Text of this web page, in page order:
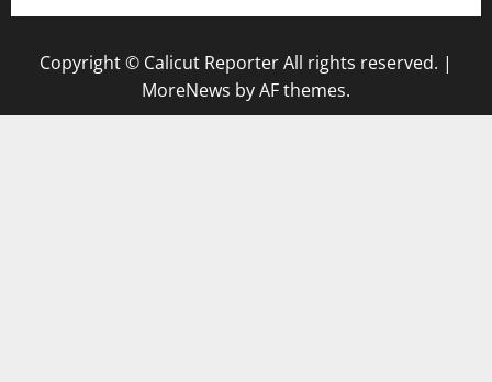
Copyright © Calicut Reporter All rights reserved. |
MoreNews by AF themes.